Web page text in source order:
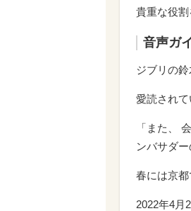
貴重な役割
音声ガ
ジブリの
愛読されて
「また、
ンバサダ
春には京都
2022年4月